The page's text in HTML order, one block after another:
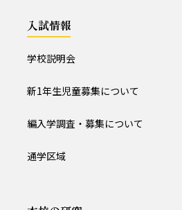
入試情報
学校説明会
新1年生児童募集について
編入学調査・募集について
通学区域